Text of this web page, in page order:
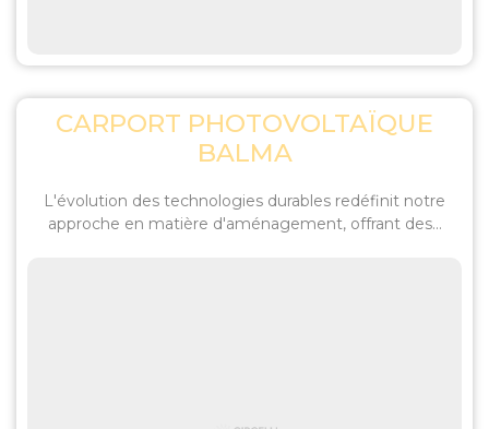
CARPORT PHOTOVOLTAÏQUE
BALMA
L'évolution des technologies durables redéfinit notre
approche en matière d'aménagement, offrant des...